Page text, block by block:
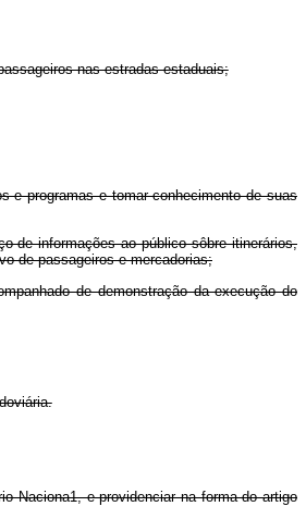
nas estradas estaduais;
e programas e tomar conhecimento de suas
de informações ao público sôbre itinerários,
de passageiros e mercadorias;
de demonstração da execução do
Naciona1, e providenciar na forma do artigo